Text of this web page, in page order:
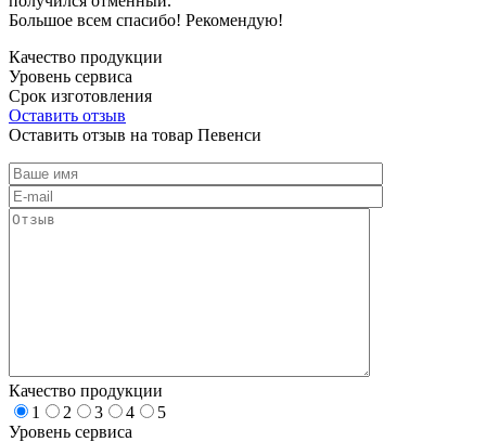
Большое всем спасибо! Рекомендую!
Качество продукции
Уровень сервиса
Срок изготовления
Оставить отзыв
Оставить отзыв на товар Певенси
Качество продукции
1
2 3 4
5
Уровень сервиса